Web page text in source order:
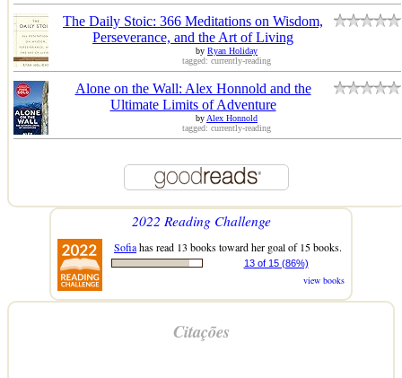
The Daily Stoic: 366 Meditations on Wisdom,
Perseverance, and the Art of Living
by Ryan Holiday
tagged: currently-reading
Alone on the Wall: Alex Honnold and the
Ultimate Limits of Adventure
byAlex Honnold
tagged: currently-reading
2022 Reading Challenge
Sofiahas read 13 books toward her goal of 15 books.
13 of 15 (86%)
view books
Citações